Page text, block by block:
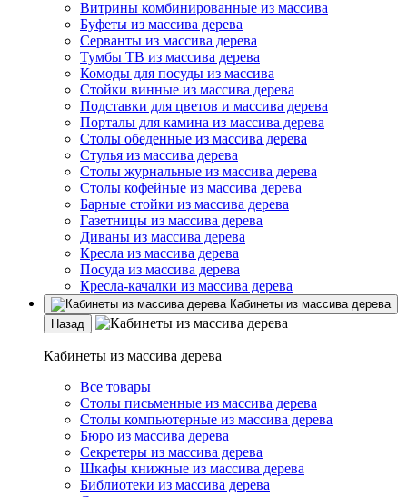
Витрины комбинированные из массива
Буфеты из массива дерева
Серванты из массива дерева
Тумбы ТВ из массива дерева
Комоды для посуды из массива
Стойки винные из массива дерева
Подставки для цветов и массива дерева
Порталы для камина из массива дерева
Столы обеденные из массива дерева
Стулья из массива дерева
Столы журнальные из массива дерева
Столы кофейные из массива дерева
Барные стойки из массива дерева
Газетницы из массива дерева
Диваны из массива дерева
Кресла из массива дерева
Посуда из массива дерева
Кресла-качалки из массива дерева
Кабинеты из массива дерева
Назад
Кабинеты из массива дерева
Все товары
Столы письменные из массива дерева
Столы компьютерные из массива дерева
Бюро из массива дерева
Секретеры из массива дерева
Шкафы книжные из массива дерева
Библиотеки из массива дерева